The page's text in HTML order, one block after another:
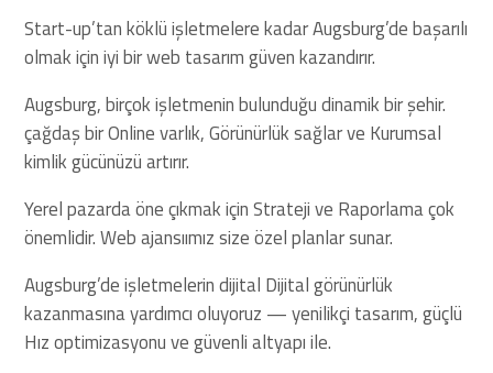
Start-up’tan köklü işletmelere kadar Augsburg’de başarılı
olmak için iyi bir web tasarım güven kazandırır.
Augsburg, birçok işletmenin bulunduğu dinamik bir şehir.
çağdaş bir Online varlık, Görünürlük sağlar ve Kurumsal
kimlik gücünüzü artırır.
Yerel pazarda öne çıkmak için Strateji ve Raporlama çok
önemlidir. Web ajansıımız size özel planlar sunar.
Augsburg’de işletmelerin dijital Dijital görünürlük
kazanmasına yardımcı oluyoruz — yenilikçi tasarım, güçlü
Hız optimizasyonu ve güvenli altyapı ile.